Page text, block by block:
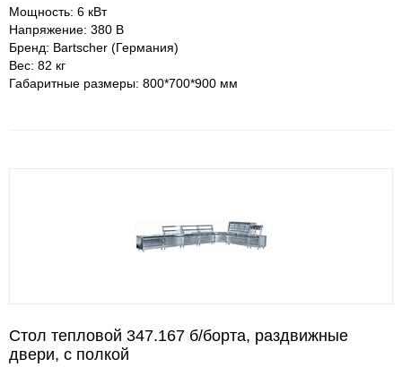
Мощность: 6 кВт
Напряжение: 380 В
Бренд: Bartscher (Германия)
Вес: 82 кг
Габаритные размеры: 800*700*900 мм
Стол тепловой 347.167 б/борта, раздвижные
двери, с полкой